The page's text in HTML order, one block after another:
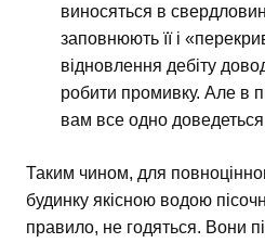
виносяться в
заповнюють її і
відновлення дебіту
робити промивку. Але в
вам все одно
Таким чином, для
будинку якісною водою
правило, не годяться. Вони